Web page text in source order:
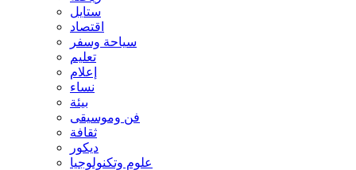
ستايل
اقتصاد
سياحة وسفر
تعليم
إعلام
نساء
بيئة
فن وموسيقى
ثقافة
ديكور
علوم وتكنولوجيا